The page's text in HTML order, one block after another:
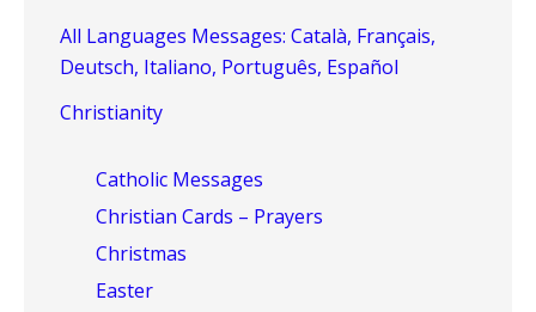
All Languages Messages: Català, Français,
Deutsch, Italiano, Português, Español
Christianity
Catholic Messages
Christian Cards – Prayers
Christmas
Easter